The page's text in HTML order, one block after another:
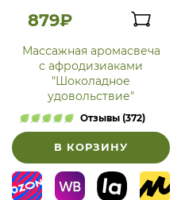
879₽
Массажная аромасвеча
с афродизиаками
"Шоколадное
удовольствие"
Отзывы (372)
В КОРЗИНУ